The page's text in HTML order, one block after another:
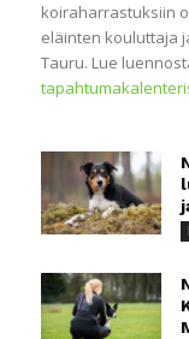
koiraharrastuksiin
eläinten kouluttaja
Tauru. Lue